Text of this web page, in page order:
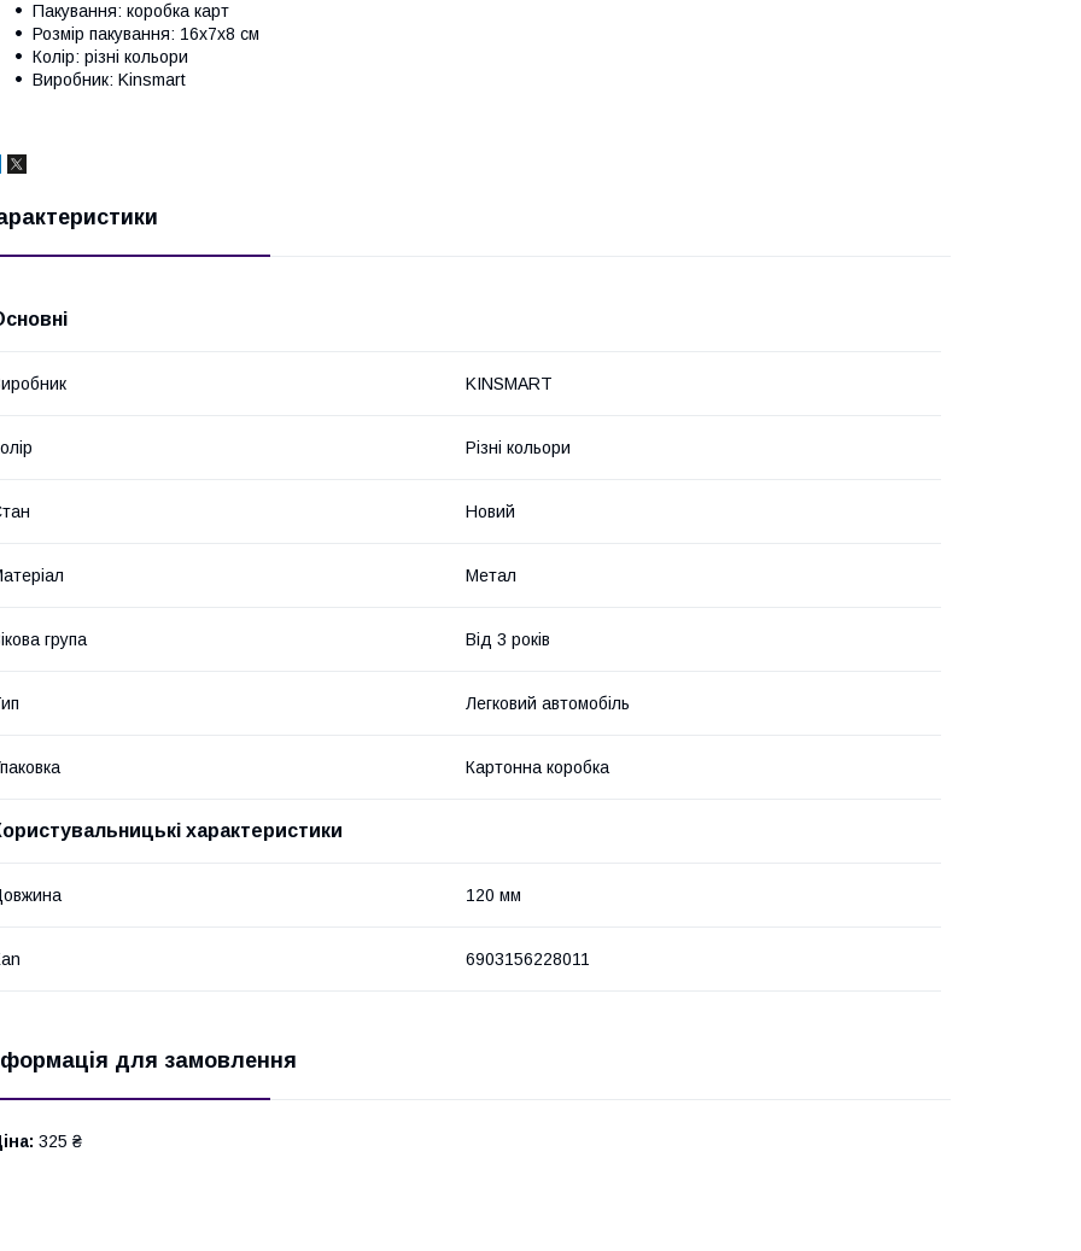
Пакування: коробка карт
Розмір пакування: 16x7x8 см
Колір: різні кольори
Виробник: Kinsmart
KINSMART
Різні кольори
Новий
Метал
група Від 3 років
Легковий автомобіль
Картонна коробка
характеристики
120 мм
6903156228011
для замовлення
325 ₴